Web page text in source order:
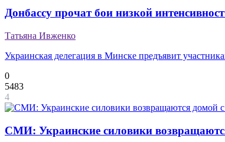
Донбассу прочат бои низкой
Татьяна Ивженко
Украинская делегация в Минске предъявит
0
5483
4
СМИ: Украинские силовики